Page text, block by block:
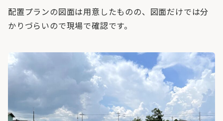
配置プランの図面は用意したものの、図面だけでは分
かりづらいので現場で確認です。